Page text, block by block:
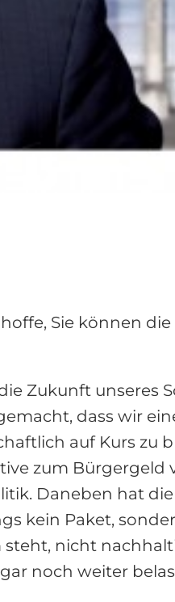
Sie können
Zukunft unseres
dass wir
auf Kurs zu
zum Bürgergeld
Daneben hat
kein Paket,
nicht
noch weiter